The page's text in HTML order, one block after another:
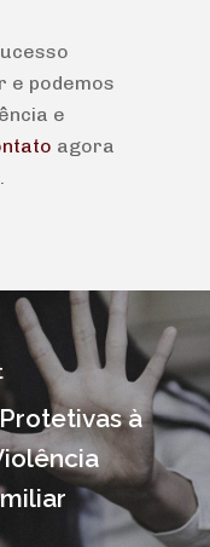
e podemos
e
agora
à